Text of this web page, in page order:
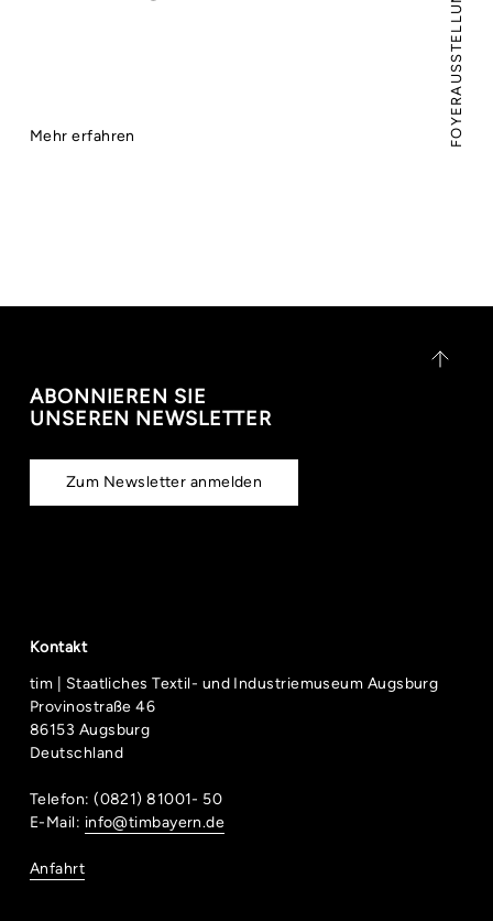
FOYERAUSSTELLUNG
Mehr erfahren
ABONNIEREN SIE
UNSEREN NEWSLETTER
Zum Newsletter anmelden
Kontakt
tim | Staatliches Textil- und Industriemuseum Augsburg
Provinostraße 46
86153 Augsburg
Deutschland
Telefon: (0821) 81001- 50
E-Mail: info@timbayern.de
Anfahrt